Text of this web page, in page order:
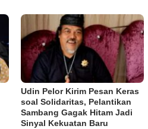
Udin Pelor Kirim Pesan Keras
soal Solidaritas, Pelantikan
Sambang Gagak Hitam Jadi
Sinyal Kekuatan Baru